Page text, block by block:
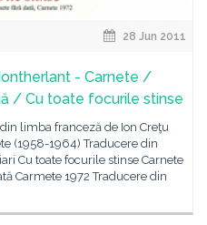
28 Jun 2011
- Carnete /
/ Cu toate focurile stinse
limba franceză de Ion Creţu
(1958-1964) Traducere din
Cu toate focurile stinse Carnete
Carmete 1972 Traducere din